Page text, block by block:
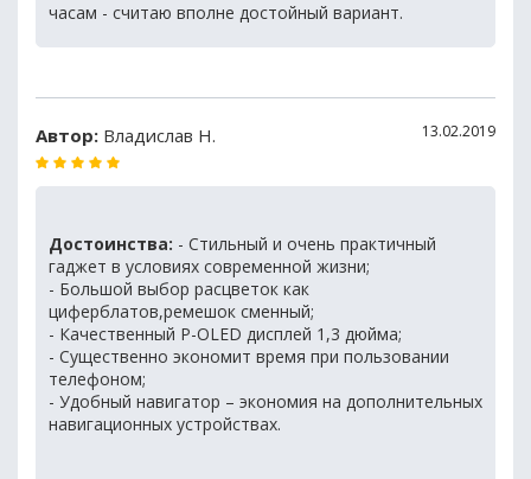
часам - считаю вполне достойный вариант.
Автор: Владислав Н. 13.02.2019
Достоинства: - Стильный и очень практичный
гаджет в условиях современной жизни;
- Большой выбор расцветок как
циферблатов,ремешок сменный;
- Качественный P-OLED дисплей 1,3 дюйма;
- Существенно экономит время при пользовании
телефоном;
- Удобный навигатор – экономия на дополнительных
навигационных устройствах.